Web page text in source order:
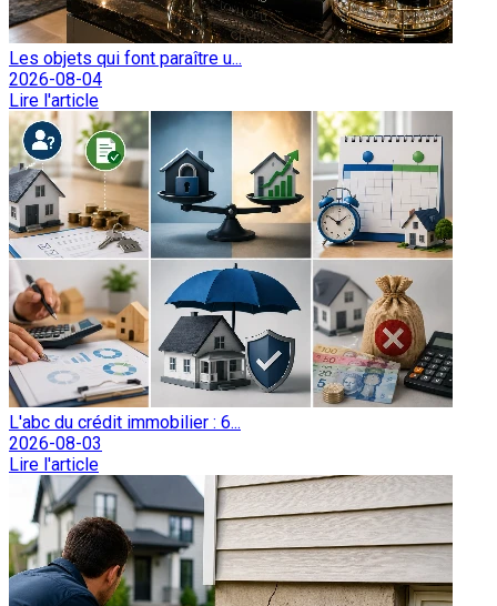
Les objets qui font paraître u...
2026-08-04
Lire l'article
L'abc du crédit immobilier : 6...
2026-08-03
Lire l'article